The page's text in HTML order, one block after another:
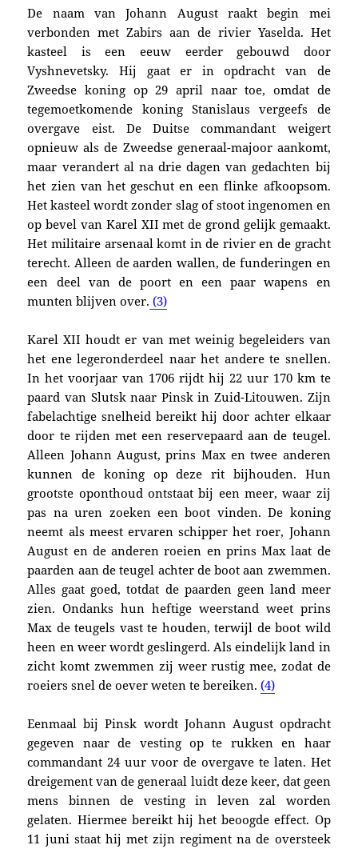
De naam van Johann August raakt begin mei
verbonden met Zabirs aan de rivier Yaselda. Het
kasteel iseen eeuw eerder gebouwd door
Vyshnevetsky. Hij gaat er in opdracht van de
Zweedse koning op 29 april naar toe, omdat de
tegemoetkomende koning Stanislaus vergeefs de
overgave eist. DeDuitse commandant weigert
opnieuw als de Zweedse generaal-majoor aankomt,
maar verandert al na drie dagen van gedachten bij
het zien van het geschut en een flinke afkoopsom.
Hetkasteel wordt zonder slag of stoot ingenomen en
op bevel van Karel XII met de grond gelijk gemaakt.
Het militaire arsenaal komt in de rivier en de gracht
terecht. Alleen de aarden wallen, de funderingen en
een deel van de poort en een paar wapens en
munten blijven over. (3)
Karel XII houdt er van met weinig begeleiders van
het ene legeronderdeel naar het andere te snellen.
In het voorjaar van 1706 rijdt hij 22 uur 170 km te
paard van Slutsk naar Pinsk in Zuid-Litouwen. Zijn
fabelachtige snelheid bereikt hij door achter elkaar
door te rijden met een reservepaard aan de teugel.
Alleen Johann August, prins Max en twee anderen
kunnen de koning op deze rit bijhouden. Hun
grootste oponthoud ontstaat bij een meer, waar zij
pas na uren zoeken een boot vinden. De koning
neemt als meest ervaren schipper het roer, Johann
August en de anderen roeien en prins Max laat de
paarden aan de teugel achter de boot aan zwemmen.
Alles gaat goed, totdat de paarden geen land meer
zien. Ondanks hun heftige weerstand weet prins
Max de teugels vast te houden, terwijl de boot wild
heen en weer wordt geslingerd. Als eindelijk land in
zicht komt zwemmen zij weer rustig mee, zodat de
roeiers snel de oever weten te bereiken.(4)
Eenmaal bij Pinsk wordt Johann August opdracht
gegeven naar de vesting op te rukken en haar
commandant 24 uur voor de overgave te laten. Het
dreigement van de generaal luidt deze keer, dat geen
mens binnen de vesting in leven zal worden
gelaten. Hiermee bereikt hij het beoogde effect. Op
11 juni staat hij met zijn regiment na de oversteek